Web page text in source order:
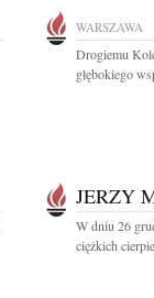
WARSZAWA
Drogiemu
głębokiego
JERZY
W dniu 26
ciężkich